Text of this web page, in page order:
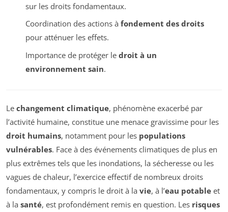
sur les droits fondamentaux.
Coordination des actions à fondement des droits
pour atténuer les effets.
Importance de protéger le droit à un
environnement sain.
Le changement climatique, phénomène exacerbé par
l’activité humaine, constitue une menace gravissime pour les
droit humains, notamment pour les populations
vulnérables. Face à des événements climatiques de plus en
plus extrêmes tels que les inondations, la sécheresse ou les
vagues de chaleur, l’exercice effectif de nombreux droits
fondamentaux, y compris le droit à la vie, à l’eau potable et
à la santé, est profondément remis en question. Les risques